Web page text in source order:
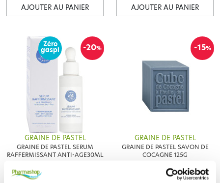
AJOUTER AU PANIER AJOUTER AU PANIER
-20%
Zéro
gaspi
GRAINE DE PASTEL
GRAINE DE PASTEL SERUM
RAFFERMISSANT ANTI-AGE30ML
74,95 €
-15%
GRAINE DE PASTEL
GRAINE DE PASTEL SAVON DE
COCAGNE 125G
5,91 €